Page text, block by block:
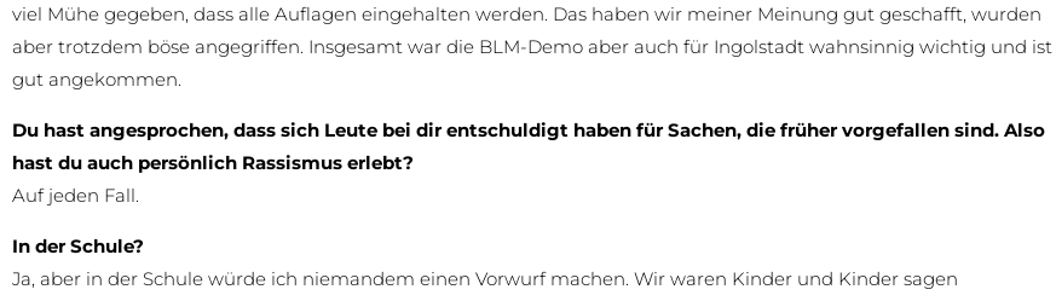
viel Mühe gegeben, dass alle Auflagen eingehalten werden. Das haben wir meiner Meinung gut geschafft, wurden
aber trotzdem böse angegriffen. Insgesamt war die BLM-Demo aber auch für Ingolstadt wahnsinnig wichtig und ist
gut angekommen.
Du hast angesprochen, dass sich Leute bei dir entschuldigt haben für Sachen, die früher vorgefallen sind. Also
hast du auch persönlich Rassismus erlebt?
Auf jeden Fall.
In der Schule?
Ja, aber in der Schule würde ich niemandem einen Vorwurf machen. Wir waren Kinder und Kinder sagen